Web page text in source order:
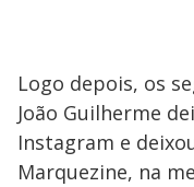
Logo depois, os
João Guilherme
Instagram e
Marquezine, na